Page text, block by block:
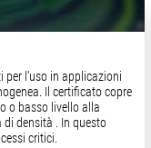
per l'uso in applicazioni
Il certificato copre
o basso livello alla
densità . In questo
critici.